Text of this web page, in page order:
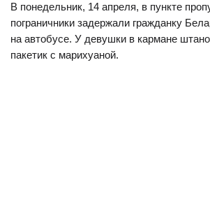
В понедельник, 14 апреля, в пункте
пограничники задержали гражданку
на автобусе. У девушки в кармане
пакетик с марихуаной.